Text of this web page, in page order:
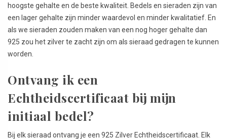
hoogste gehalte en de beste kwaliteit. Bedels en sieraden zijn van
een lager gehalte zijn minder waardevol en minder kwalitatief. En
als we sieraden zouden maken van een nog hoger gehalte dan
925 zou het zilver te zacht zijn om als sieraad gedragen te kunnen
worden.
Ontvang ik een
Echtheidscertificaat bij mijn
initiaal bedel?
Bij elk sieraad ontvang je een 925 Zilver Echtheidscertificaat. Elk